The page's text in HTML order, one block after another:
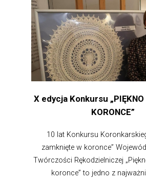
X edycja Konkursu „PIĘKNO
KORONCE”
10 lat Konkursu
zamknięte w koronce”
Twórczości Rękodzielniczej
koronce” to jedno z